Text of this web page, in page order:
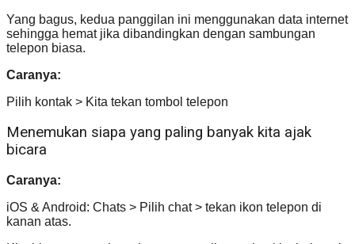
Yang bagus, kedua panggilan ini menggunakan data internet
sehingga hemat jika dibandingkan dengan sambungan
telepon biasa.
Caranya:
Pilih kontak > Kita tekan tombol telepon
Menemukan siapa yang paling banyak kita ajak
bicara
Caranya:
iOS & Android: Chats > Pilih chat > tekan ikon telepon di
kanan atas.